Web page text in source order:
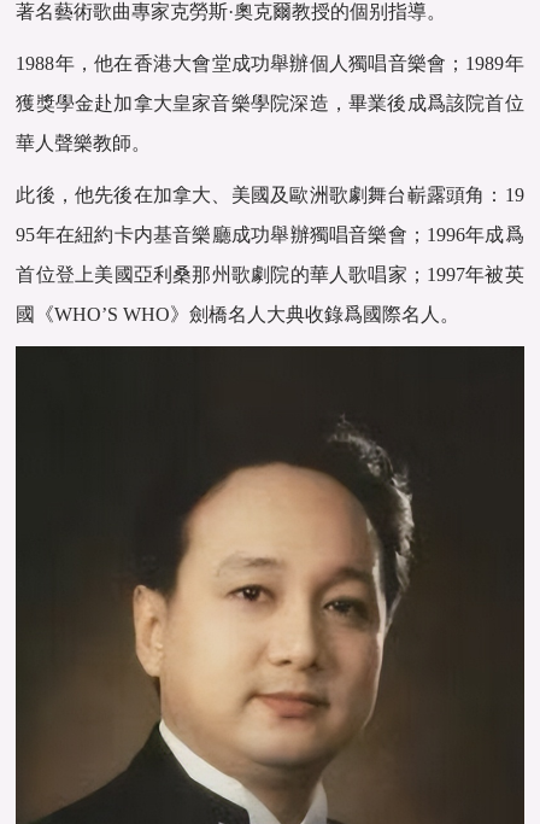
著名藝術歌曲專家克勞斯·奧克爾教授的個别指導。
1988年，他在香港大會堂成功舉辦個人獨唱音樂會；1989年
獲獎學金赴加拿大皇家音樂學院深造，畢業後成爲該院首位
華人聲樂教師。
此後，他先後在加拿大、美國及歐洲歌劇舞台嶄露頭角：19
95年在紐約卡内基音樂廳成功舉辦獨唱音樂會；1996年成爲
首位登上美國亞利桑那州歌劇院的華人歌唱家；1997年被英
國《WHO’S WHO》劍橋名人大典收錄爲國際名人。